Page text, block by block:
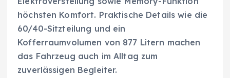
höchsten Komfort. Praktische Details wie die
60/40-Sitzteilung und ein
Kofferraumvolumen von 877 Litern machen
das Fahrzeug auch im Alltag zum
zuverlässigen Begleiter.